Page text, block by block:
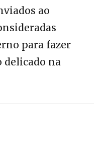
ao
para fazer
delicado na